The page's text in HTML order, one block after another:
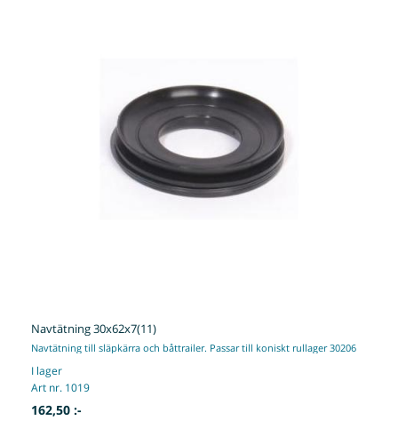
Navtätning 30x62x7(11)
Navtätning till släpkärra och båttrailer. Passar till koniskt rullager 30206
I lager
Art nr. 1019
162,50 :-